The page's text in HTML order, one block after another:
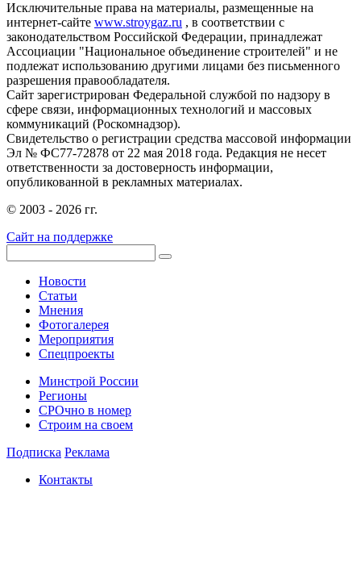
Исключительные права на материалы, размещенные на
интернет-сайте www.stroygaz.ru , в соответствии с
законодательством Российской Федерации, принадлежат
Ассоциации "Национальное объединение строителей" и не
подлежат использованию другими лицами без письменного
разрешения правообладателя.
Сайт зарегистрирован Федеральной службой по надзору в
сфере связи, информационных технологий и массовых
коммуникаций (Роскомнадзор).
Свидетельство о регистрации средства массовой информации
Эл № ФС77-72878 от 22 мая 2018 года. Редакция не несет
ответственности за достоверность информации,
опубликованной в рекламных материалах.
© 2003 - 2026 гг.
Сайт на поддержке
Новости
Статьи
Мнения
Фотогалерея
Мероприятия
Спецпроекты
Минстрой России
Регионы
СРОчно в номер
Строим на своем
Подписка Реклама
Контакты